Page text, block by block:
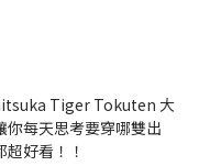
Tiger Tokuten 大
每天思考要穿哪雙出
好看！！